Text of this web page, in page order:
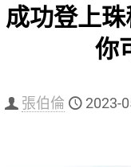
成功登上
你
張伯倫 2023-